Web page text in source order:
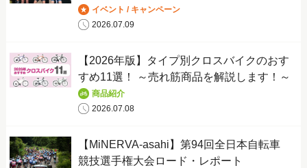
イベント / キャンペーン
2026.07.09
【2026年版】タイプ別クロスバイクのおす
すめ11選！ ～売れ筋商品を解説します！～
商品紹介
2026.07.08
【MiNERVA-asahi】第94回全日本自転車
競技選手権大会ロード・レポート